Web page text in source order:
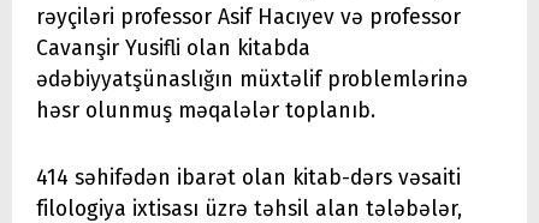
rəyçiləri professor Asif Hacıyev və professor
Cavanşir Yusifli olan kitabda
ədəbiyyatşünaslığın müxtəlif problemlərinə
həsr olunmuş məqalələr toplanıb.
414 səhifədən ibarət olan kitab-dərs vəsaiti
filologiya ixtisası üzrə təhsil alan tələbələr,